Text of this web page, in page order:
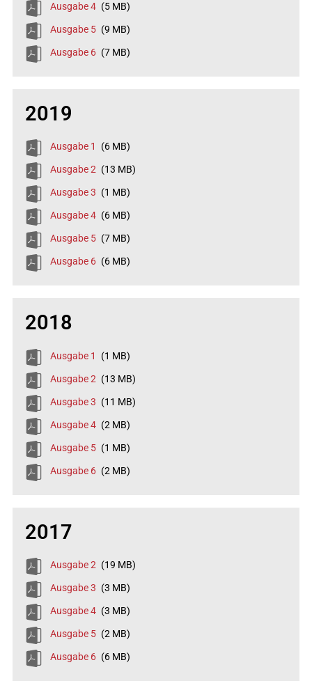
Ausgabe 4 (5 MB)
Ausgabe 5 (9 MB)
Ausgabe 6 (7 MB)
2019
Ausgabe 1
(6 MB)
Ausgabe 2 (13 MB)
Ausgabe 3 (1 MB)
Ausgabe 4 (6 MB)
Ausgabe 5 (7 MB)
Ausgabe 6 (6 MB)
2018
Ausgabe 1
(1 MB)
Ausgabe 2 (13 MB)
Ausgabe 3 (11 MB)
Ausgabe 4 (2 MB)
Ausgabe 5 (1 MB)
Ausgabe 6 (2 MB)
2017
Ausgabe 2 (19 MB)
Ausgabe 3 (3 MB)
Ausgabe 4 (3 MB)
Ausgabe 5 (2 MB)
Ausgabe 6 (6 MB)